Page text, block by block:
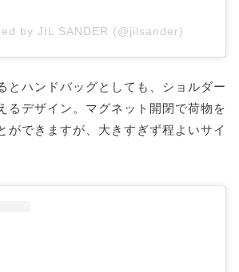
by JIL SANDER (@jilsander)
とハンドバッグとしても、ショルダー
るデザイン。マグネット開閉で荷物を
ができますが、大きすぎず程よいサイ